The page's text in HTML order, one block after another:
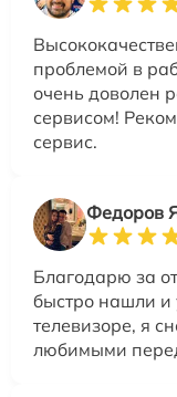
проблемой в
очень доволен
сервисом!
сервис.
Федоров
Благодарю за
быстро нашли и
телевизоре, я
любимыми